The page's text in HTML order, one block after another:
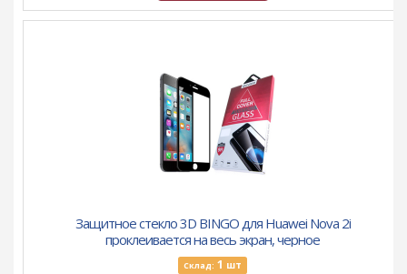
Защитное стекло 3D BINGO для Huawei Nova 2i
проклеивается на весь экран, черное
Склад: 1 шт